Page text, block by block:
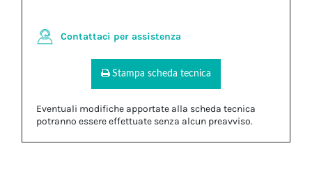
Contattaci per assistenza
Stampa scheda tecnica
Eventuali modifiche apportate alla scheda tecnica
potranno essere effettuate senza alcun preavviso.